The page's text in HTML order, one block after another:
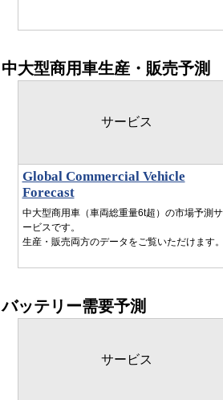
中大型商用車生産・販売予測
サービス
Global Commercial Vehicle
Forecast
中大型商用車（車両総重量6t超）の市場予測サ
ービスです。
生産・販売両方のデータをご覧いただけます。
バッテリー需要予測
サービス